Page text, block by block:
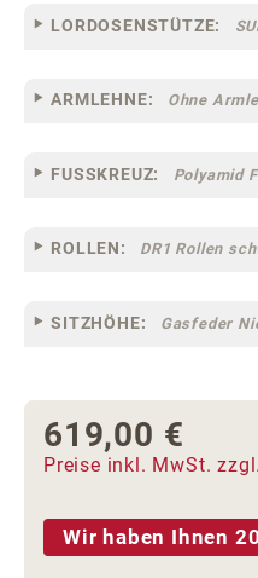
LORDOSENSTÜTZE:
ARMLEHNE: Ohne
FUSSKREUZ: Polyamid
ROLLEN: DR1 Rollen
SITZHÖHE: Gasfeder
Regulärer Preis:
619,00 €
Preise inkl. MwSt.
Wir haben Ihnen